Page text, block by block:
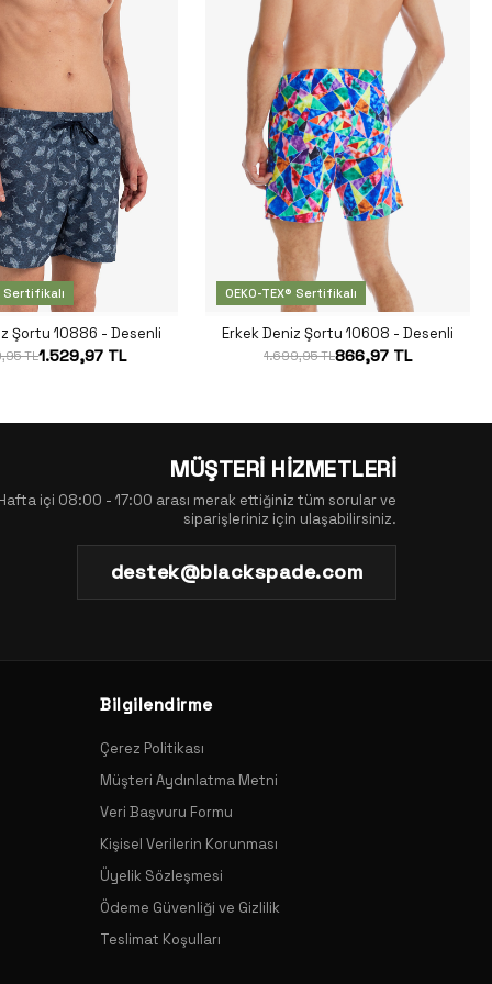
Sertifikalı
Şortu 10886 - Desenli
TL1.529,97 TL
OEKO-TEX® Sertifikalı
Erkek Deniz Şortu 10608 - Desenli
1.699,95 TL866,97 TL
MÜŞTERİ HİZMETLERİ
içi 08:00 - 17:00 arası merak ettiğiniz tüm sorular ve
siparişleriniz için ulaşabilirsiniz.
destek@blackspade.com
Bilgilendirme
Çerez Politikası
Müşteri Aydınlatma Metni
Veri Başvuru Formu
Kişisel Verilerin Korunması
Üyelik Sözleşmesi
Ödeme Güvenliği ve Gizlilik
Teslimat Koşulları